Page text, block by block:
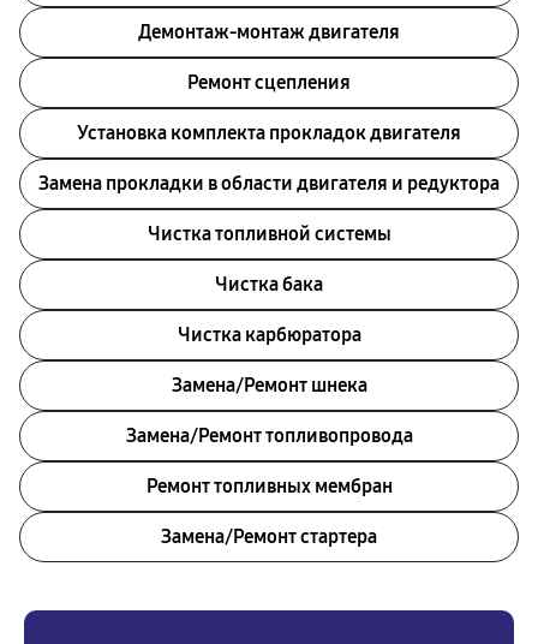
Демонтаж-монтаж двигателя
Ремонт сцепления
Установка комплекта прокладок двигателя
Замена прокладки в области двигателя и редуктора
Чистка топливной системы
Чистка бака
Чистка карбюратора
Замена/Pемонт шнека
Замена/Pемонт топливопровода
Ремонт топливных мембран
Замена/Pемонт стартера